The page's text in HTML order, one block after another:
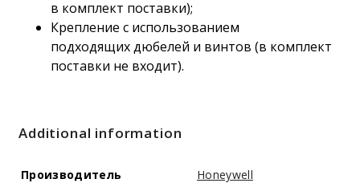
в комплект поставки);
Крепление с использованием
подходящих дюбелей и винтов (в комплект
поставки не входит).
Additional information
Производитель Honeywell